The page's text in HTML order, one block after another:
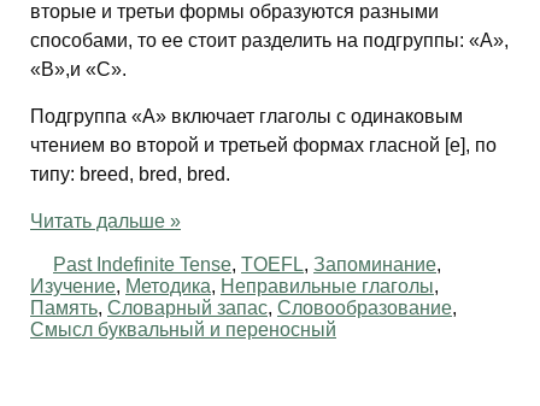
вторые и третьи формы образуются разными
способами, то ее стоит разделить на подгруппы: «А»,
«В»,и «С».
Подгруппа «А» включает глаголы с одинаковым
чтением во второй и третьей формах гласной [e], по
типу: breed, bred, bred.
Читать дальше »
Past Indefinite Tense, TOEFL, Запоминание,
Изучение, Методика, Неправильные глаголы,
Память, Словарный запас, Словообразование,
Смысл буквальный и переносный